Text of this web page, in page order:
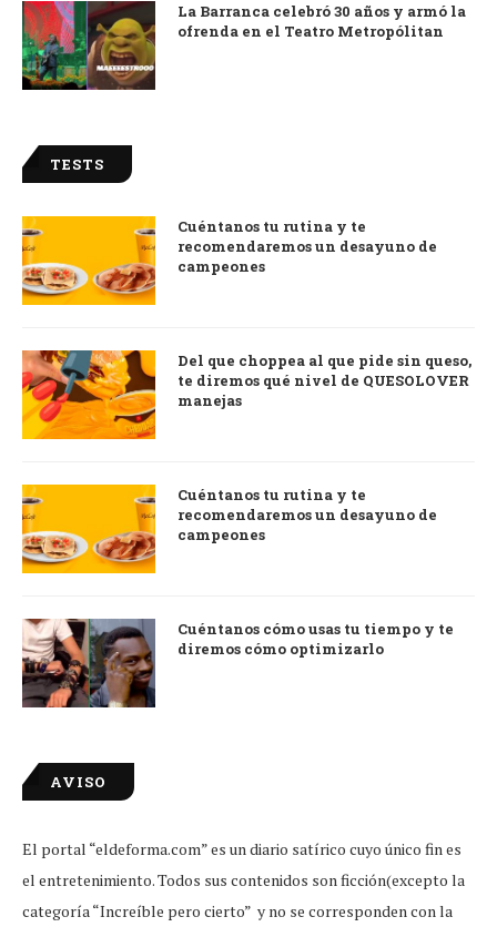
La Barranca celebró 30 años y armó la
ofrenda en el Teatro Metropólitan
TESTS
Cuéntanos tu rutina y te
recomendaremos un desayuno de
campeones
Del que choppea al que pide sin queso,
te diremos qué nivel de QUESOLOVER
manejas
Cuéntanos tu rutina y te
recomendaremos un desayuno de
campeones
Cuéntanos cómo usas tu tiempo y te
diremos cómo optimizarlo
AVISO
El portal “eldeforma.com” es un diario satírico cuyo único fin es
el entretenimiento. Todos sus contenidos son ficción(excepto la
categoría “Increíble pero cierto” y no se corresponden con la